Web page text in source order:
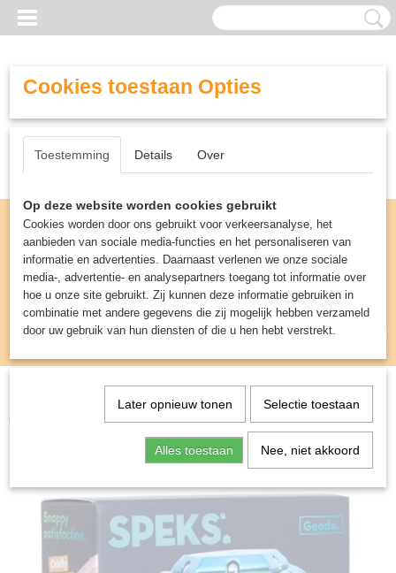
Inloggen Registreren
UW WINKELWAGEN
(0)
Spellen & Puzzels> Geode Chrome Sphere
Gamma - Fidget
Cookies toestaan Opties
Toestemming Details Over
Op deze website worden cookies gebruikt
Cookies worden door ons gebruikt voor verkeersanalyse, het
aanbieden van sociale media-functies en het personaliseren van
informatie en advertenties. Daarnaast verlenen we onze sociale
media-, advertentie- en analysepartners toegang tot informatie over
hoe u onze site gebruikt. Zij kunnen deze informatie gebruiken in
combinatie met andere gegevens die zij mogelijk hebben verzameld
door uw gebruik van hun diensten of die u hen hebt verstrekt.
Later opnieuw tonen Selectie toestaan
Alles toestaan Nee, niet akkoord